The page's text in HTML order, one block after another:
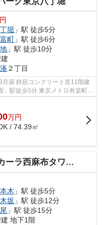
堀 」駅 徒歩5分
町 」駅 徒歩6分
」駅 徒歩10分
湊２丁目
万円
/ 74.39㎡
西麻布タワーWEST
木 」駅 徒歩5分
坂 」駅 徒歩12分
」駅 徒歩15分
地下1階